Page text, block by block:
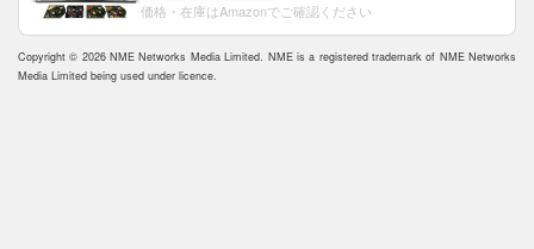
価格・在庫はAmazonでご確認ください
Copyright © 2026 NME Networks Media Limited. NME is a registered trademark of NME Networks
Media Limited being used under licence.